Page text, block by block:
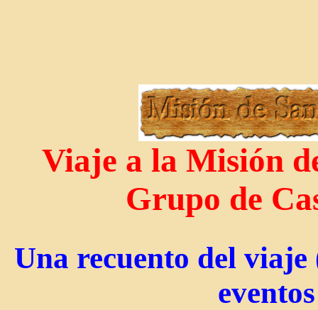
Viaje a la Misión
Grupo de
Una recuento del viaje